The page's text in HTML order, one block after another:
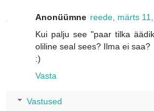
Anonüümne reede, märts
Kui palju see "paar tilka
oliline seal sees? Ilma ei saa?
:)
Vasta
Vastused